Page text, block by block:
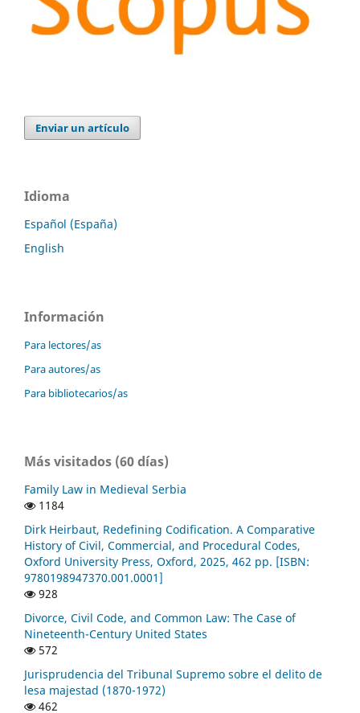
Enviar un artículo
Idioma
Español (España)
English
Información
Para lectores/as
Para autores/as
Para bibliotecarios/as
Más visitados (60 días)
Family Law in Medieval Serbia
1184
Dirk Heirbaut, Redefining Codification. A Comparative
History of Civil, Commercial, and Procedural Codes,
Oxford University Press, Oxford, 2025, 462 pp. [ISBN:
9780198947370.001.0001]
928
Divorce, Civil Code, and Common Law: The Case of
Nineteenth-Century United States
572
Jurisprudencia del Tribunal Supremo sobre el delito de
lesa majestad (1870-1972)
462